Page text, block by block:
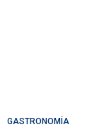
GASTRONOMÍA